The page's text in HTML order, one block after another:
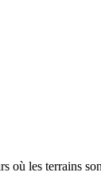
où les terrains